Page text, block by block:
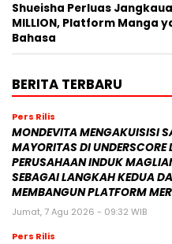
Shueisha Perluas
MILLION, Platform Manga
Bahasa
BERITA TERBARU
Pers Rilis
MONDEVITA MENGAKUISISI
MAYORITAS DI UNDERSCORE
PERUSAHAAN INDUK
SEBAGAI LANGKAH KEDUA
MEMBANGUN PLATFORM
Jumat, 7 Agu 2026 - 09:32 WIB
Pers Rilis